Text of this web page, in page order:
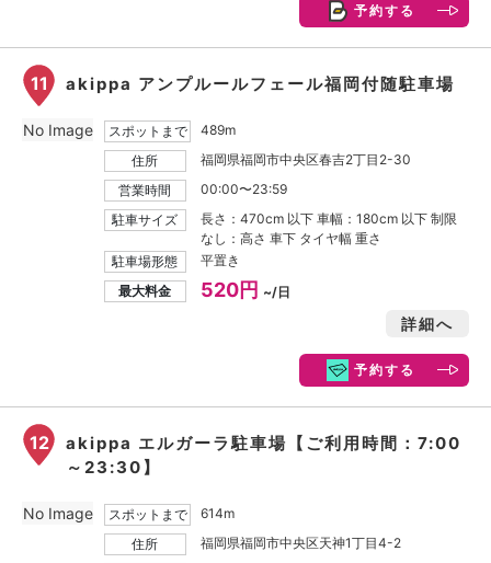
予約する
11 akippa アンプルールフェール福岡付随駐車場
スポットまで
489m
住所
福岡県福岡市中央区春吉2丁目2-30
営業時間
00:00〜23:59
駐車サイズ
長さ：470cm 以下 車幅：180cm 以下 制限
なし：高さ 車下 タイヤ幅 重さ
駐車場形態
平置き
最大料金
520円 ~/日
詳細へ
予約する
No Image
12
akippa エルガーラ駐車場【ご利用時間：7:00
～23:30】
スポットまで
614m
住所
福岡県福岡市中央区天神1丁目4-2
No Image